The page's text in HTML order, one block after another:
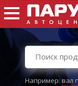
Например:вал